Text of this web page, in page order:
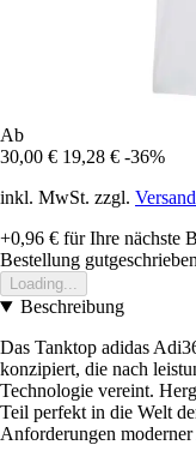
Ab
30,00 € 19,28 € -36%
inkl. MwSt. zzgl.
+0,96 € für Ihre nächste
Bestellung gutgeschrieben
Loading...
Beschreibung
Das Tanktop adidas
konzipiert, die nach
Technologie vereint.
Teil perfekt in die Welt
Anforderungen